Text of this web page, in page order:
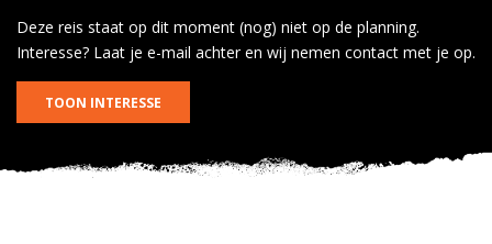
Deze reis staat op dit moment (nog) niet op de planning.
Interesse? Laat je e-mail achter en wij nemen contact met je op.
TOON INTERESSE